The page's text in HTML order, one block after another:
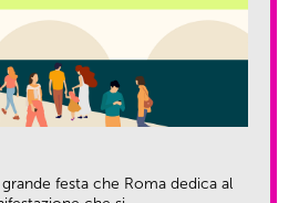
festa che Roma dedica al